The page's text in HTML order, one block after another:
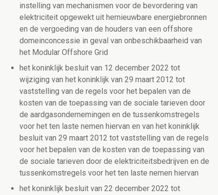
instelling van mechanismen voor de bevordering van
elektriciteit opgewekt uit hernieuwbare energiebronnen
en de vergoeding van de houders van een offshore
domeinconcessie in geval van onbeschikbaarheid van
het Modular Offshore Grid
het koninklijk besluit van 12 december 2022 tot
wijziging van het koninklijk van 29 maart 2012 tot
vaststelling van de regels voor het bepalen van de
kosten van de toepassing van de sociale tarieven door
de aardgasondernemingen en de tussenkomstregels
voor het ten laste nemen hiervan en van het koninklijk
besluit van 29 maart 2012 tot vaststelling van de regels
voor het bepalen van de kosten van de toepassing van
de sociale tarieven door de elektriciteitsbedrijven en de
tussenkomstregels voor het ten laste nemen hiervan
het koninklijk besluit van 22 december 2022 tot